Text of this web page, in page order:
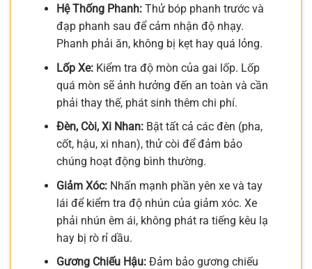
Hệ Thống Phanh:Thử bóp phanh trước và
đạp phanh sau để cảm nhận độ nhạy.
Phanh phải ăn, không bị kẹt hay quá lỏng.
Lốp Xe:Kiểm tra độ mòn của gai lốp. Lốp
quá mòn sẽ ảnh hưởng đến an toàn và cần
phải thay thế, phát sinh thêm chi phí.
Đèn, Còi, Xi Nhan:Bật tất cả các đèn (pha,
cốt, hậu, xi nhan), thử còi để đảm bảo
chúng hoạt động bình thường.
Giảm Xóc:Nhấn mạnh phần yên xe và tay
lái để kiểm tra độ nhún của giảm xóc. Xe
phải nhún êm ái, không phát ra tiếng kêu lạ
hay bị rò rỉ dầu.
Gương Chiếu Hậu:Đảm bảo gương chiếu